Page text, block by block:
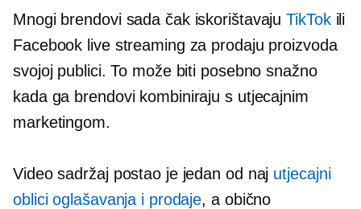
Mnogi brendovi sada čak iskorištavajuTikTokili
Facebook live streaming za prodaju proizvoda
svojoj publici. To može biti posebno snažno
kada ga brendovi kombiniraju s utjecajnim
marketingom.
Video sadržaj postao je jedan od naj utjecajni
oblici oglašavanja i prodaje, a obično